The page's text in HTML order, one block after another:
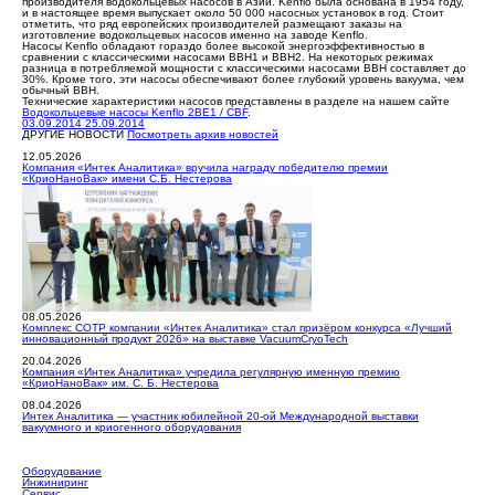
и в настоящее время выпускает около 50 000 насосных установок в год. Стоит
отметить, что ряд европейских производителей размещают заказы на
изготовление водокольцевых насосов именно на заводе Kenflo.
Насосы Kenflo обладают гораздо более высокой энергоэффективностью в
сравнении с классическими насосами ВВН1 и ВВН2. На некоторых режимах
разница в потребляемой мощности с классическими насосами ВВН составляет до
30%. Кроме того, эти насосы обеспечивают более глубокий уровень вакуума, чем
обычный ВВН.
Технические характеристики насосов представлены в разделе на нашем сайте
Водокольцевые насосы Kenflo 2BE1 / CBF.
03.09.2014 25.09.2014
ДРУГИЕ НОВОСТИ Посмотреть архив новостей
12.05.2026
Компания «Интек Аналитика» вручила награду победителю премии
«КриоНаноВак» имени С.Б. Нестерова
08.05.2026
Комплекс СОТР компании «Интек Аналитика» стал призёром конкурса «Лучший
инновационный продукт 2026» на выставке VacuumCryoTech
20.04.2026
Компания «Интек Аналитика» учредила регулярную именную премию
«КриоНаноВак» им. С. Б. Нестерова
08.04.2026
Интек Аналитика — участник юбилейной 20-ой Международной выставки
вакуумного и криогенного оборудования
Оборудование
Инжиниринг